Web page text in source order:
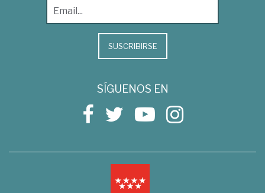
SUSCRIBIRSE
SÍGUENOS EN